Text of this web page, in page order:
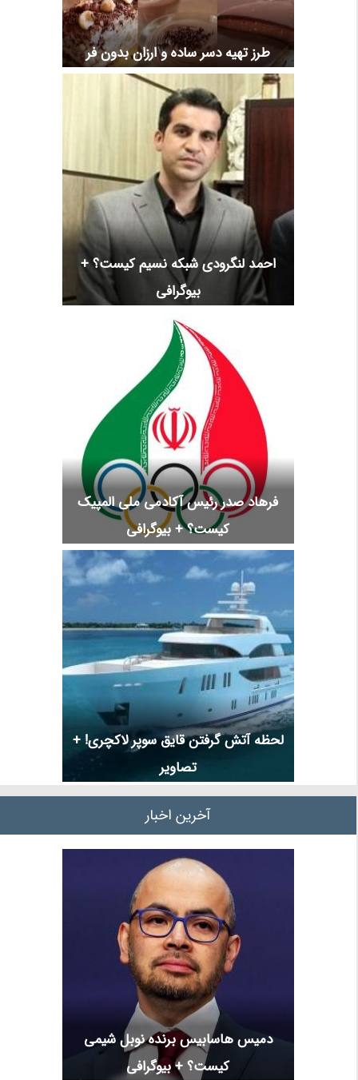
طرز تهیه دسر ساده و ارزان بدون فر
احمد لنگرودی شبکه نسیم کیست؟ +
بیوگرافی
فرهاد صدر رئیس آکادمی ملی المپیک
کیست؟ + بیوگرافی
لحظه آتش گرفتن قایق سوپر لاکچری! +
تصاویر
آخرین اخبار
دمیس هاسابیس برنده نوبل شیمی
کیست؟ + بیوگرافی